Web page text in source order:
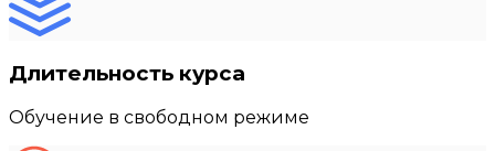
Длительность курса
Обучение в свободном режиме